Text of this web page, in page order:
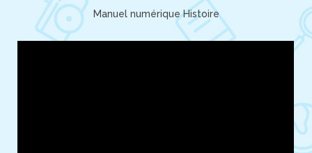
Manuel numérique Histoire